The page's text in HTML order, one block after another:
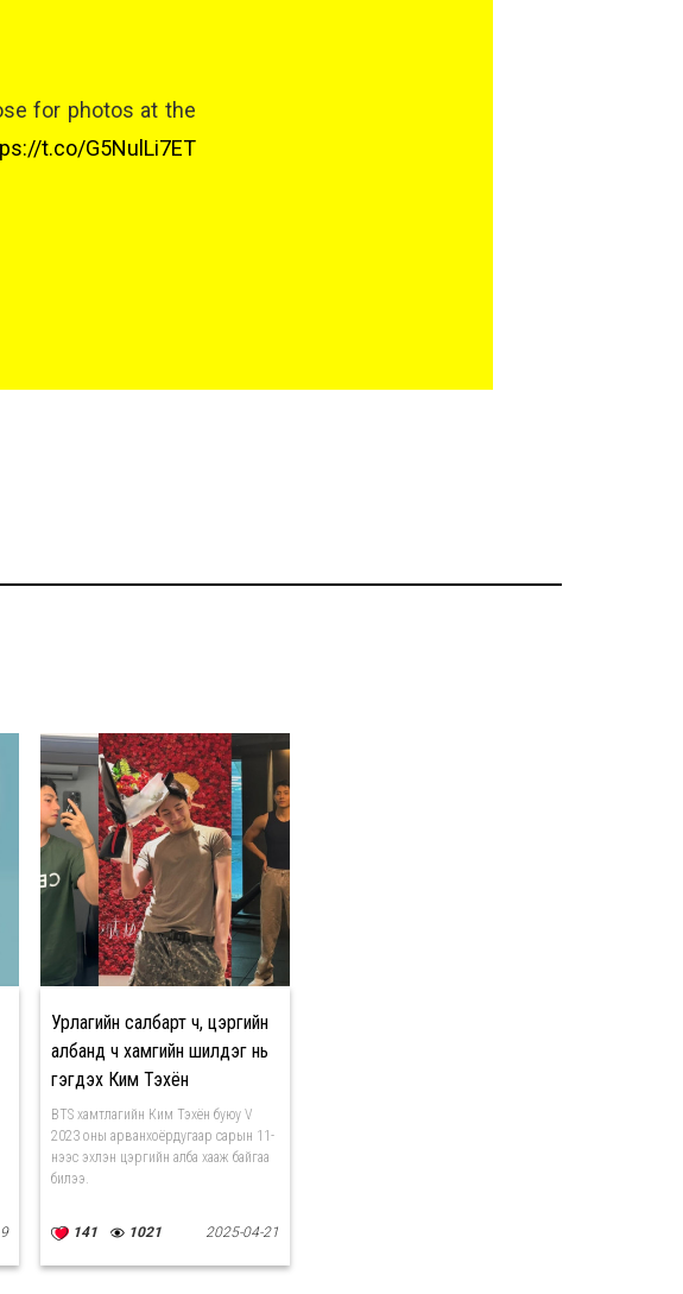
for photos at the
t.co/G5NulLi7ET
Урлагийн салбарт ч, цэргийн
албанд ч хамгийн шилдэг нь
гэгдэх Ким Тэхён
BTS хамтлагийн Ким Тэхён буюу V
2023 оны арванхоёрдугаар сарын 11-
нээс эхлэн цэргийн алба хааж байгаа
билээ.
141 1021 2025-04-21